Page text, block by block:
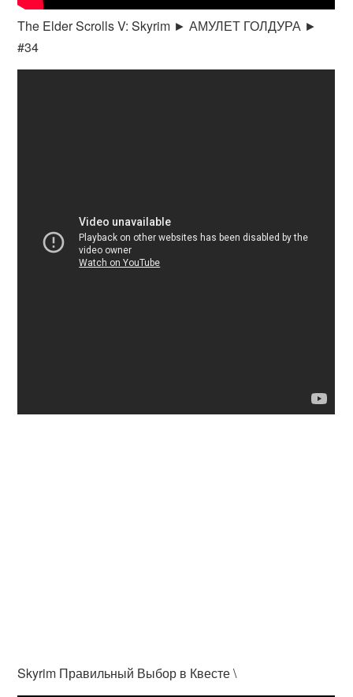
The Elder Scrolls V: Skyrim ► АМУЛЕТ ГОЛДУРА ►
#34
Skyrim Правильный Выбор в Квесте \